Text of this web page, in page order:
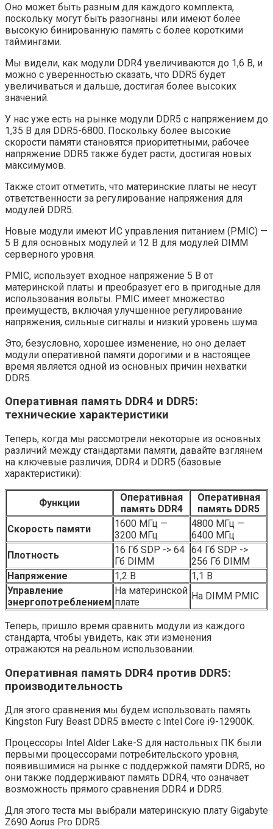
Оно может быть разным для каждого комплекта,
поскольку могут быть разогнаны или имеют более
высокую бинированную память с более короткими
таймингами.
Мы видели, как модули DDR4 увеличиваются до 1,6 В, и
можно с уверенностью сказать, что DDR5 будет
увеличиваться и дальше, достигая более высоких
значений.
У нас уже есть на рынке модули DDR5 с напряжением до
1,35 В для DDR5-6800. Поскольку более высокие
скорости памяти становятся приоритетными, рабочее
напряжение DDR5 также будет расти, достигая новых
максимумов.
Также стоит отметить, что материнские платы не несут
ответственности за регулирование напряжения для
модулей DDR5.
Новые модули имеют ИС управления питанием (PMIC) —
5 В для основных модулей и 12 В для модулей DIMM
серверного уровня.
PMIC, использует входное напряжение 5 В от
материнской платы и преобразует его в пригодные для
использования вольты. PMIC имеет множество
преимуществ, включая улучшенное регулирование
напряжения, сильные сигналы и низкий уровень шума.
Это, безусловно, хорошее изменение, но оно делает
модули оперативной памяти дорогими и в настоящее
время является одной из основных причин нехватки
DDR5.
Оперативная память DDR4 и DDR5:
технические характеристики
Теперь, когда мы рассмотрели некоторые из основных
различий между стандартами памяти, давайте взглянем
на ключевые различия, DDR4 и DDR5 (базовые
характеристики):
Функции
Оперативная
память DDR4
Оперативная
память DDR5
Скорость памяти
1600 МГц —
3200 МГц
4800 МГц —
6400 МГц
Плотность
16 Гб SDP -> 64
Гб DIMM
64 Гб SDP ->
256 Гб DIMM
Напряжение
1,2 В
1,1 В
Управление
энергопотреблением
На материнской
плате
На DIMM PMIC
Теперь, пришло время сравнить модули из каждого
стандарта, чтобы увидеть, как эти изменения
отражаются на реальном использовании.
Оперативная память DDR4 против DDR5:
производительность
Для этого сравнения мы будем использовать память
Kingston Fury Beast DDR5 вместе с Intel Core i9-12900K.
Процессоры Intel Alder Lake-S для настольных ПК были
первыми процессорами потребительского уровня,
появившимися на рынке с поддержкой памяти DDR5, но
они также поддерживают память DDR4, что означает
возможность прямого сравнения DDR4 и DDR5.
Для этого теста мы выбрали материнскую плату Gigabyte
Z690 Aorus Pro DDR5.